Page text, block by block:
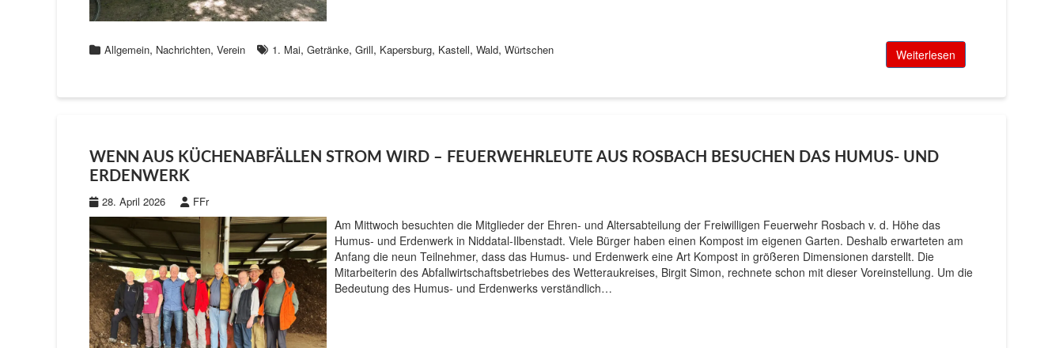
Allgemein, Nachrichten, Verein 1. Mai, Getränke, Grill, Kapersburg, Kastell, Wald, Würtschen Weiterlesen
WENN AUS KÜCHENABFÄLLEN STROM WIRD – FEUERWEHRLEUTE AUS ROSBACH BESUCHEN DAS HUMUS- UND
ERDENWERK
28. April 2026 FFr
Am Mittwoch besuchten die Mitglieder der Ehren- und Altersabteilung der Freiwilligen Feuerwehr Rosbach v. d. Höhe das
Humus- und Erdenwerk in Niddatal-Ilbenstadt. Viele Bürger haben einen Kompost im eigenen Garten. Deshalb erwarteten am
Anfang die neun Teilnehmer, dass das Humus- und Erdenwerk eine Art Kompost in größeren Dimensionen darstellt. Die
Mitarbeiterin des Abfallwirtschaftsbetriebes des Wetteraukreises, Birgit Simon, rechnete schon mit dieser Voreinstellung. Um die
Bedeutung des Humus- und Erdenwerks verständlich…